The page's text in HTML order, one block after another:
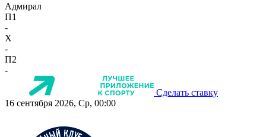
Адмирал
П1
-
X
-
П2
-
Сделать ставку
16 сентября 2026, Ср, 00:00